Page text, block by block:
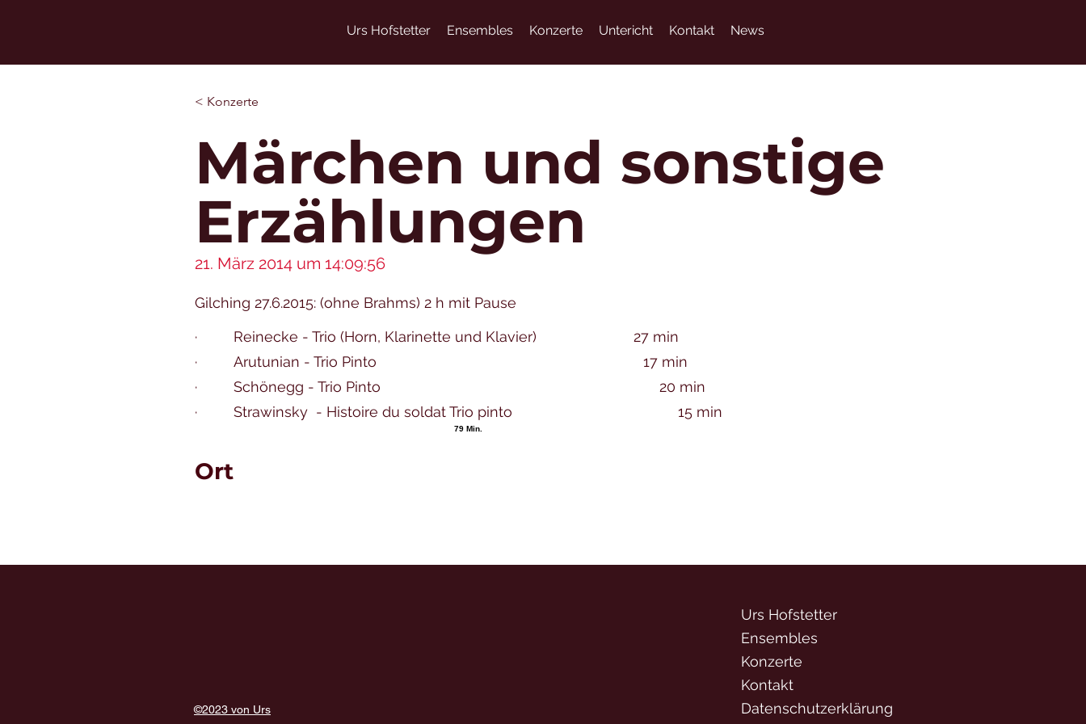
Urs Hofstetter Ensembles Konzerte Untericht Kontakt News
< Konzerte
Märchen und sonstige
Erzählungen
21. März 2014 um 14:09:56
Gilching 27.6.2015: (ohne Brahms) 2 h mit Pause
· Reinecke - Trio (Horn, Klarinette und Klavier) 27 min
· Arutunian - Trio Pinto 17 min
· Schönegg - Trio Pinto 20 min
· Strawinsky - Histoire du soldat Trio pinto 15 min
79 Min.
Ort
©2023 von Urs
Urs Hofstetter
Ensembles
Konzerte
Kontakt
Datenschutzerklärung